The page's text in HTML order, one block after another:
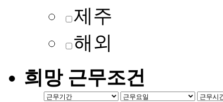
제주
해외
희망 근무조건